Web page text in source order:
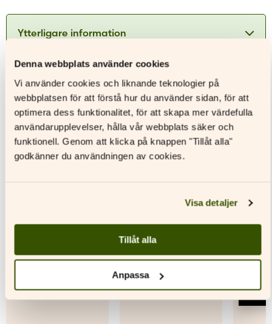
Denna webbplats använder cookies
Vi använder cookies och liknande teknologier på
webbplatsen för att förstå hur du använder sidan, för att
optimera dess funktionalitet, för att skapa mer värdefulla
användarupplevelser, hålla vår webbplats säker och
funktionell. Genom att klicka på knappen "Tillåt alla"
godkänner du användningen av cookies.
Visa detaljer
Tillåt alla
Anpassa
Märta Tikkanen föddes år 1935 i Helsingfors. Hon
tog en filosofie kandidat examen år 1958 och har
arbetat både som journalist för
Hufvudstadsbladet, lärare vid Drumsö Svenska
Samskola, rektor för Helsingfors svenska
arbetarinstitut samt som kolumnist för flera
dagstidningar och tidskrifter. Hon var gift med
Henrik Tikkanen som avled år
Ytterligare information
ISBN
9789515252562
Utgivningsår
2021
Format
Ljudbok
Sidantal
Ljudfils längd
03h 41m 00s
Åldersgrupp
Författare
Märta Tikkanen
Andra böcker av denna författare